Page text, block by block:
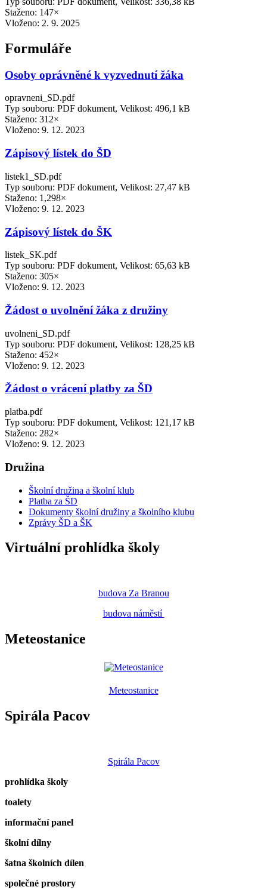
Staženo: 147×
Vloženo: 2. 9. 2025
Formuláře
Osoby oprávněné k vyzvednutí žáka
opravneni_SD.pdf
Typ souboru: PDF dokument, Velikost: 496,1 kB
Staženo: 312×
Vloženo: 9. 12. 2023
Zápisový lístek do ŠD
listek1_SD.pdf
Typ souboru: PDF dokument, Velikost: 27,47 kB
Staženo: 1,298×
Vloženo: 9. 12. 2023
Zápisový lístek do ŠK
listek_SK.pdf
Typ souboru: PDF dokument, Velikost: 65,63 kB
Staženo: 305×
Vloženo: 9. 12. 2023
Žádost o uvolnění žáka z družiny
uvolneni_SD.pdf
Typ souboru: PDF dokument, Velikost: 128,25 kB
Staženo: 452×
Vloženo: 9. 12. 2023
Žádost o vrácení platby za ŠD
platba.pdf
Typ souboru: PDF dokument, Velikost: 121,17 kB
Staženo: 282×
Vloženo: 9. 12. 2023
Družina
Školní družina a školní klub
Platba za ŠD
Dokumenty školní družiny a školního klubu
Zprávy ŠD a ŠK
Virtuální prohlídka školy
budova Za Branou
budova náměstí
Meteostanice
Meteostanice
Spirála Pacov
Spirála Pacov
prohlídka školy
toalety
informační panel
školní dílny
šatna školních dílen
společné prostory